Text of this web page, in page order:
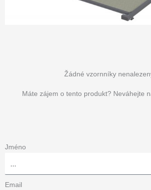
Žádné vzornníky
Máte zájem o tento produkt? Neváhejte
Jméno
Email